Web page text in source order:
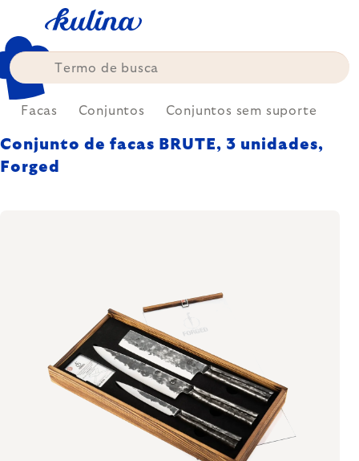
content
Facas Conjuntos Conjuntos sem suporte
Conjunto de facas BRUTE, 3 unidades,
Forged